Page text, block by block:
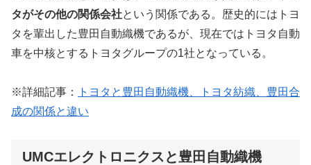
タがその他の関係会社という関係である。歴史的にはトヨ
タを輩出した豊田自動織機であるが、現在ではトヨタ自動
車を中核とするトヨタグループの1社となっている。
※詳細記事：
トヨタと豊田自動織機、トヨタ紡織、豊田合
成の関係と違い
UMCエレクトロニクスと豊田自動織機